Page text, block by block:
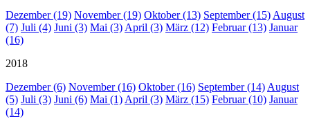
Dezember (19) November (19) Oktober (13) September (15)August
(7) Juli (4) Juni (3) Mai (3)April (3) März (12) Februar (13) Januar
(16)
2018
Dezember (6) November (16) Oktober (16) September (14)August
(5) Juli (3) Juni (6) Mai (1)April (3) März (15) Februar (10) Januar
(14)